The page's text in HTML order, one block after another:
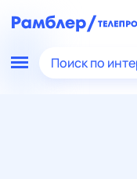
Поиск по